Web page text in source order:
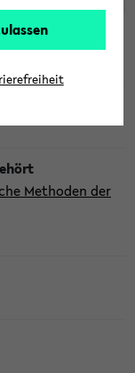
Methoden der